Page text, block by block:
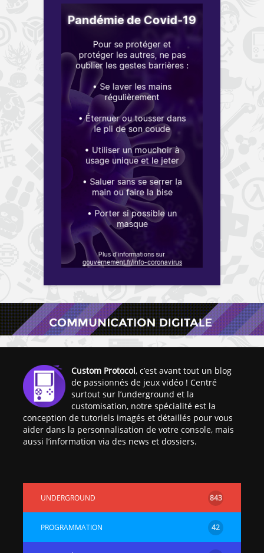
Custom Protocol, c’est avant tout un blog
de passionnés de jeux vidéo ! Centré
surtout sur l’underground et la
customisation, notre spécialité est la
conception de tutoriels imagés et détaillés pour vous
aider dans la personnalisation de votre console, mais
aussi l’information via des news et dossiers.
UNDERGROUND 843
PROGRAMMATION 42